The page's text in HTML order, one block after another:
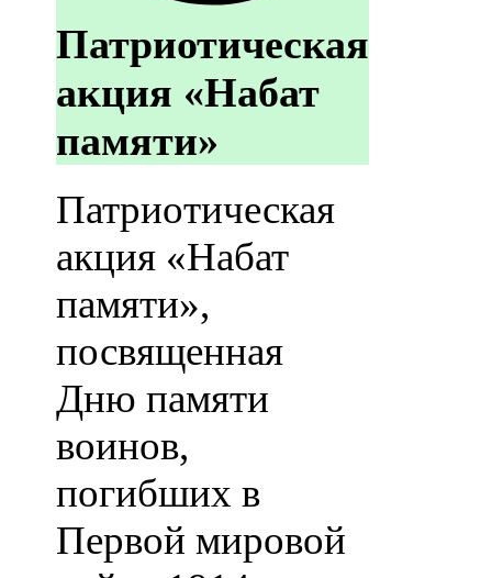
Патриотическая
акция «Набат
памяти»
Патриотическая
акция «Набат
памяти»,
посвященная
Дню памяти
воинов,
погибших в
Первой мировой